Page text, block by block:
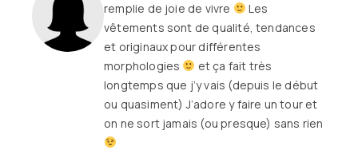
remplie de joie de vivre
Les
vêtements sont de qualité, tendances
et originaux pour différentes
morphologies
et ça fait très
longtemps que j’y vais (depuis le début
ou quasiment) J’adore y faire un tour et
on ne sort jamais (ou presque) sans rien